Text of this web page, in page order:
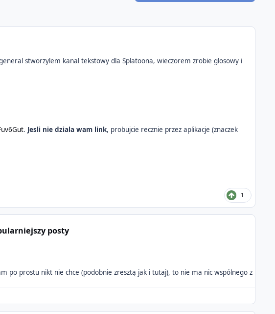
stworzylem kanal tekstowy dla Splatoona, wieczorem zrobie glosowy i
. Jesli nie dziala wam link, probujcie recznie przez aplikacje (znaczek
1
posty
po prostu nikt nie chce (podobnie zresztą jak i tutaj), to nie ma nic wspólnego z